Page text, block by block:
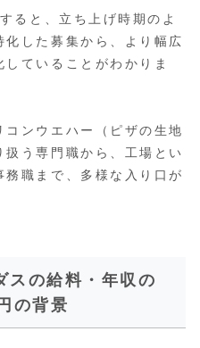
ると、立ち上げ時期のよ
した募集から、より幅広
ていることがわかりま
ンウエハー（ピザの生地
う専門職から、工場とい
職まで、多様な入り口が
スの給料・年収の
の背景